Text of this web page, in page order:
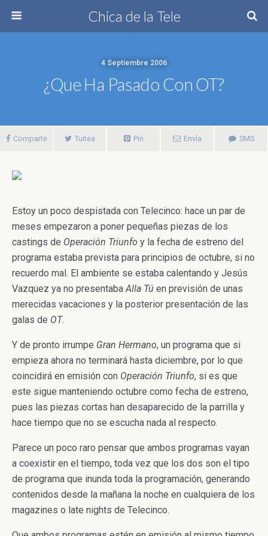
Chica de la Tele
4 Septiembre 2006
¿Que Ha Pasado Con OT?
Comparte Tuitea Pin Envía SMS
Estoy un poco despistada con Telecinco: hace un par de
meses empezaron a poner pequeñas piezas de los
castings de Operación Triunfo y la fecha de estreno del
programa estaba prevista para principios de octubre, si no
recuerdo mal. El ambiente se estaba calentando y Jesús
Vazquez ya no presentabaAlla Tú en previsión de unas
merecidas vacaciones y la posterior presentación de las
galas de OT.
Y de pronto irrumpe Gran Hermano, un programa que si
empieza ahora no terminará hasta diciembre, por lo que
coincidirá en emisión con Operación Triunfo, si es que
este sigue manteniendo octubre como fecha de estreno,
pues las piezas cortas han desaparecido de la parrilla y
hace tiempo que no se escucha nada al respecto.
Parece un poco raro pensar que ambos programas vayan
a coexistir en el tiempo, toda vez que los dos son el tipo
de programa que inunda toda la programación, generando
contenidos desde la mañana la noche en cualquiera de los
magazines o late nights de Telecinco.